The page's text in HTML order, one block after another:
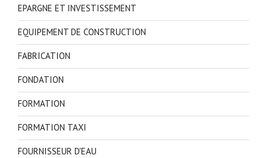
EPARGNE ET INVESTISSEMENT
EQUIPEMENT DE CONSTRUCTION
FABRICATION
FONDATION
FORMATION
FORMATION TAXI
FOURNISSEUR D'EAU